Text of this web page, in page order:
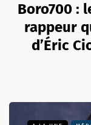
Boro700 :
rappeur
d’Éric